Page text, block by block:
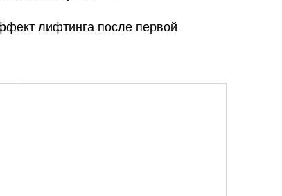
лифтинга после первой